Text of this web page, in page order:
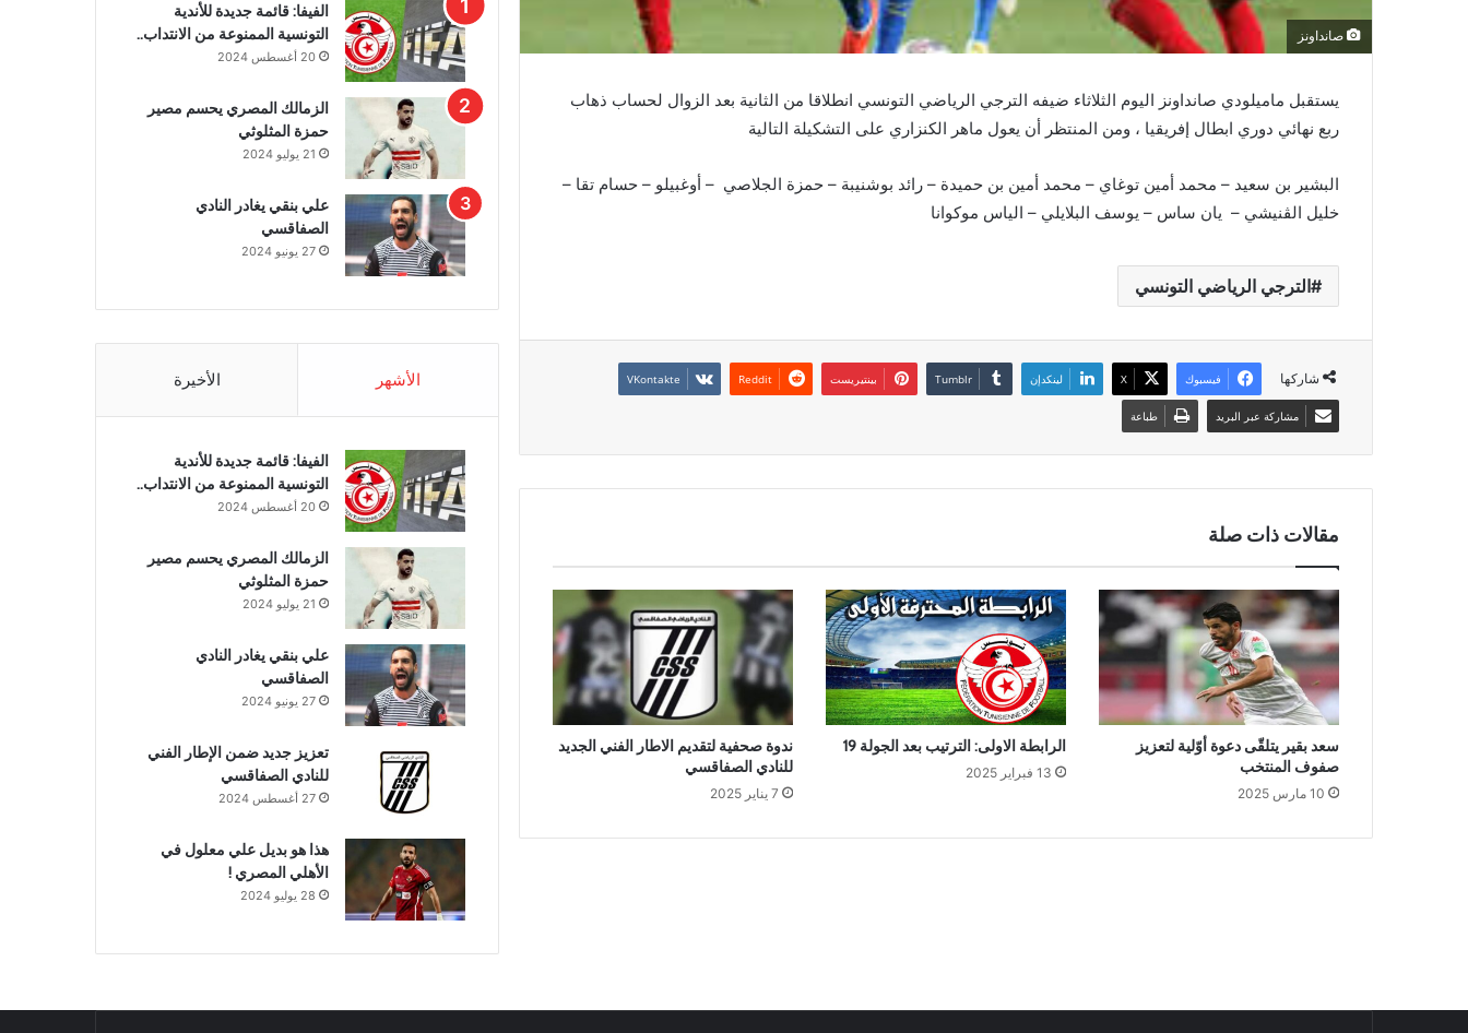
صانداونز
يستقبل ماميلودي صانداونز اليوم الثلاثاء ضيفه الترجي الرياضي التونسي انطلاقا من الثانية بعد الزوال لحساب ذهاب
ربع نهائي دوري ابطال إفريقيا ، ومن المنتظر أن يعول ماهر الكنزاري على التشكيلة التالية
البشير بن سعيد – محمد أمين توغاي – محمد أمين بن حميدة – رائد بوشنيبة – حمزة الجلاصي – أوغبيلو – حسام تقا –
خليل الڨنيشي – يان ساس – يوسف البلايلي – الياس موكوانا
الترجي الرياضي التونسي
شاركها فيسبوك ‫X لينكدإن بينتيريست
مشاركة عبر البريد طباعة
مقالات ذات صلة
سعد بقير يتلقّى دعوة أوّلية لتعزيز
صفوف المنتخب
10 مارس 2025
الرابطة الاولى: الترتيب بعد الجولة 19
13 فبراير 2025
ندوة صحفية لتقديم الاطار الفني الجديد
للنادي الصفاقسي
7 يناير 2025
الفيفا: قائمة جديدة للأندية
التونسية الممنوعة من الانتداب..
20 أغسطس 2024
الزمالك المصري يحسم مصير
حمزة المثلوثي
21 يوليو 2024
علي بنقي يغادر النادي
الصفاقسي
27 يونيو 2024
الأشهر الأخيرة
الفيفا: قائمة جديدة للأندية
التونسية الممنوعة من الانتداب..
20 أغسطس 2024
الزمالك المصري يحسم مصير
حمزة المثلوثي
21 يوليو 2024
علي بنقي يغادر النادي
الصفاقسي
27 يونيو 2024
تعزيز جديد ضمن الإطار الفني
للنادي الصفاقسي
27 أغسطس 2024
هذا هو بديل علي معلول في
الأهلي المصري !
28 يوليو 2024